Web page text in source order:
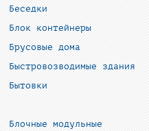
Беседки
Блок контейнеры
Брусовые дома
Быстровозводимые здания
Бытовки
Блочные модульные